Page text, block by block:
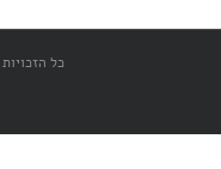
כל הזכויות